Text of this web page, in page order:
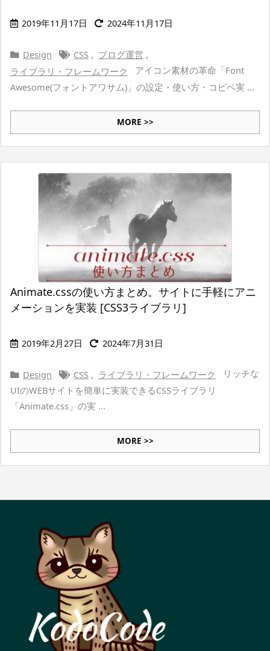
2019年11月17日 2024年11月17日
Design CSS , ブログ運営 ,
ライブラリ・フレームワーク
アイコン素材の革命「Font
Awesome(フォントアワサム)」の設定・使い方・コピペ実 ...
MORE >>
Animate.cssの使い方まとめ。サイトに手軽にアニ
メーションを実装 [CSS3ライブラリ]
2019年2月27日 2024年7月31日
Design CSS , ライブラリ・フレームワーク
リッチな
UIのWEBサイトを簡単に実装できるCSSライブラリ
「Animate.css」の実 ...
MORE >>